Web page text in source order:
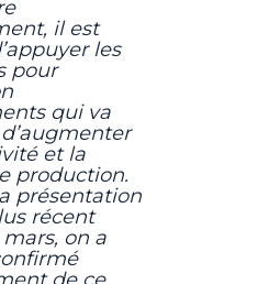
il est
les
pour
qui va
et la
production.
présentation
récent
on a